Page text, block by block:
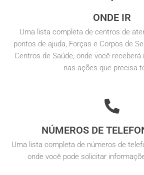
ONDE IR
Uma lista completa de centros de
pontos de ajuda, Forças e Corpos de
Centros de Saúde, onde você
nas ações que precisa
NÚMEROS DE
Uma lista completa de números de
onde você pode solicitar